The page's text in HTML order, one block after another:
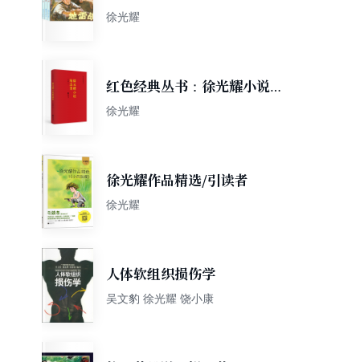
色经典故事1（套装共5册）
徐光耀
红色经典丛书：徐光耀小说精
选集
徐光耀
徐光耀作品精选/引读者
徐光耀
人体软组织损伤学
吴文豹 徐光耀 饶小康